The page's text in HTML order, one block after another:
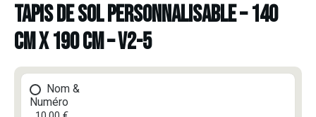
TAPIS DE SOL PERSONNALISABLE – 140
CM X 190 CM – V2-5
Nom &
Numéro